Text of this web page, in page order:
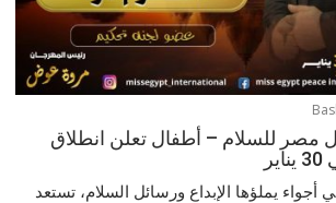
مصر للسلام – أطفال تعلن انطلاق
يملؤها الإبداع ورسائل السلام، تستعد